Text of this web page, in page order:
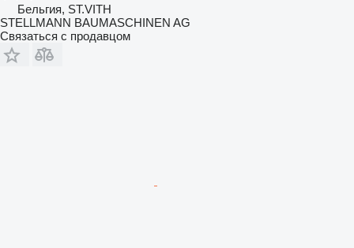
Бельгия, ST.VITH
STELLMANN BAUMASCHINEN AG
Связаться с продавцом